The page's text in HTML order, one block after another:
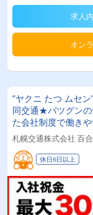
求人
オン
”ヤクニ たつ ムセ
同交通★バツグン
た会社制度で働きや
札幌交通株式会社 百
休日6日以上